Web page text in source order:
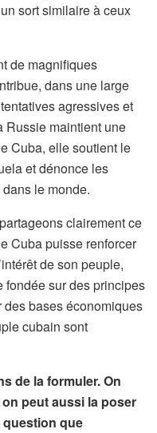
sort similaire à ceux
de magnifiques
dans une large
agressives et
Russie maintient une
Cuba, elle soutient le
et dénonce les
le monde.
clairement ce
Cuba puisse renforcer
de son peuple,
sur des principes
bases économiques
cubain sont
de la formuler. On
peut aussi la poser
question que